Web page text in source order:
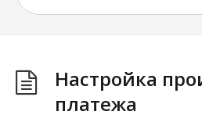
Настройка
платежа